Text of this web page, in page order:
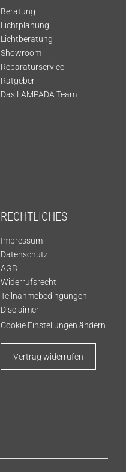
Beratung
Lichtplanung
Lichtberatung
Showroom
Reparaturservice
Ratgeber
Das LAMPADA Team
RECHTLICHES
Impressum
Datenschutz
AGB
Widerrufsrecht
Teilnahmebedingungen
Disclaimer
Cookie Einstellungen ändern
Vertrag widerrufen